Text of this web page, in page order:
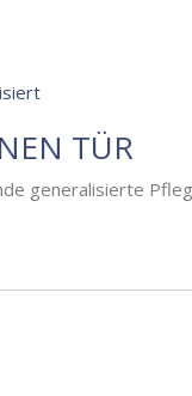
TÜR
generalisierte